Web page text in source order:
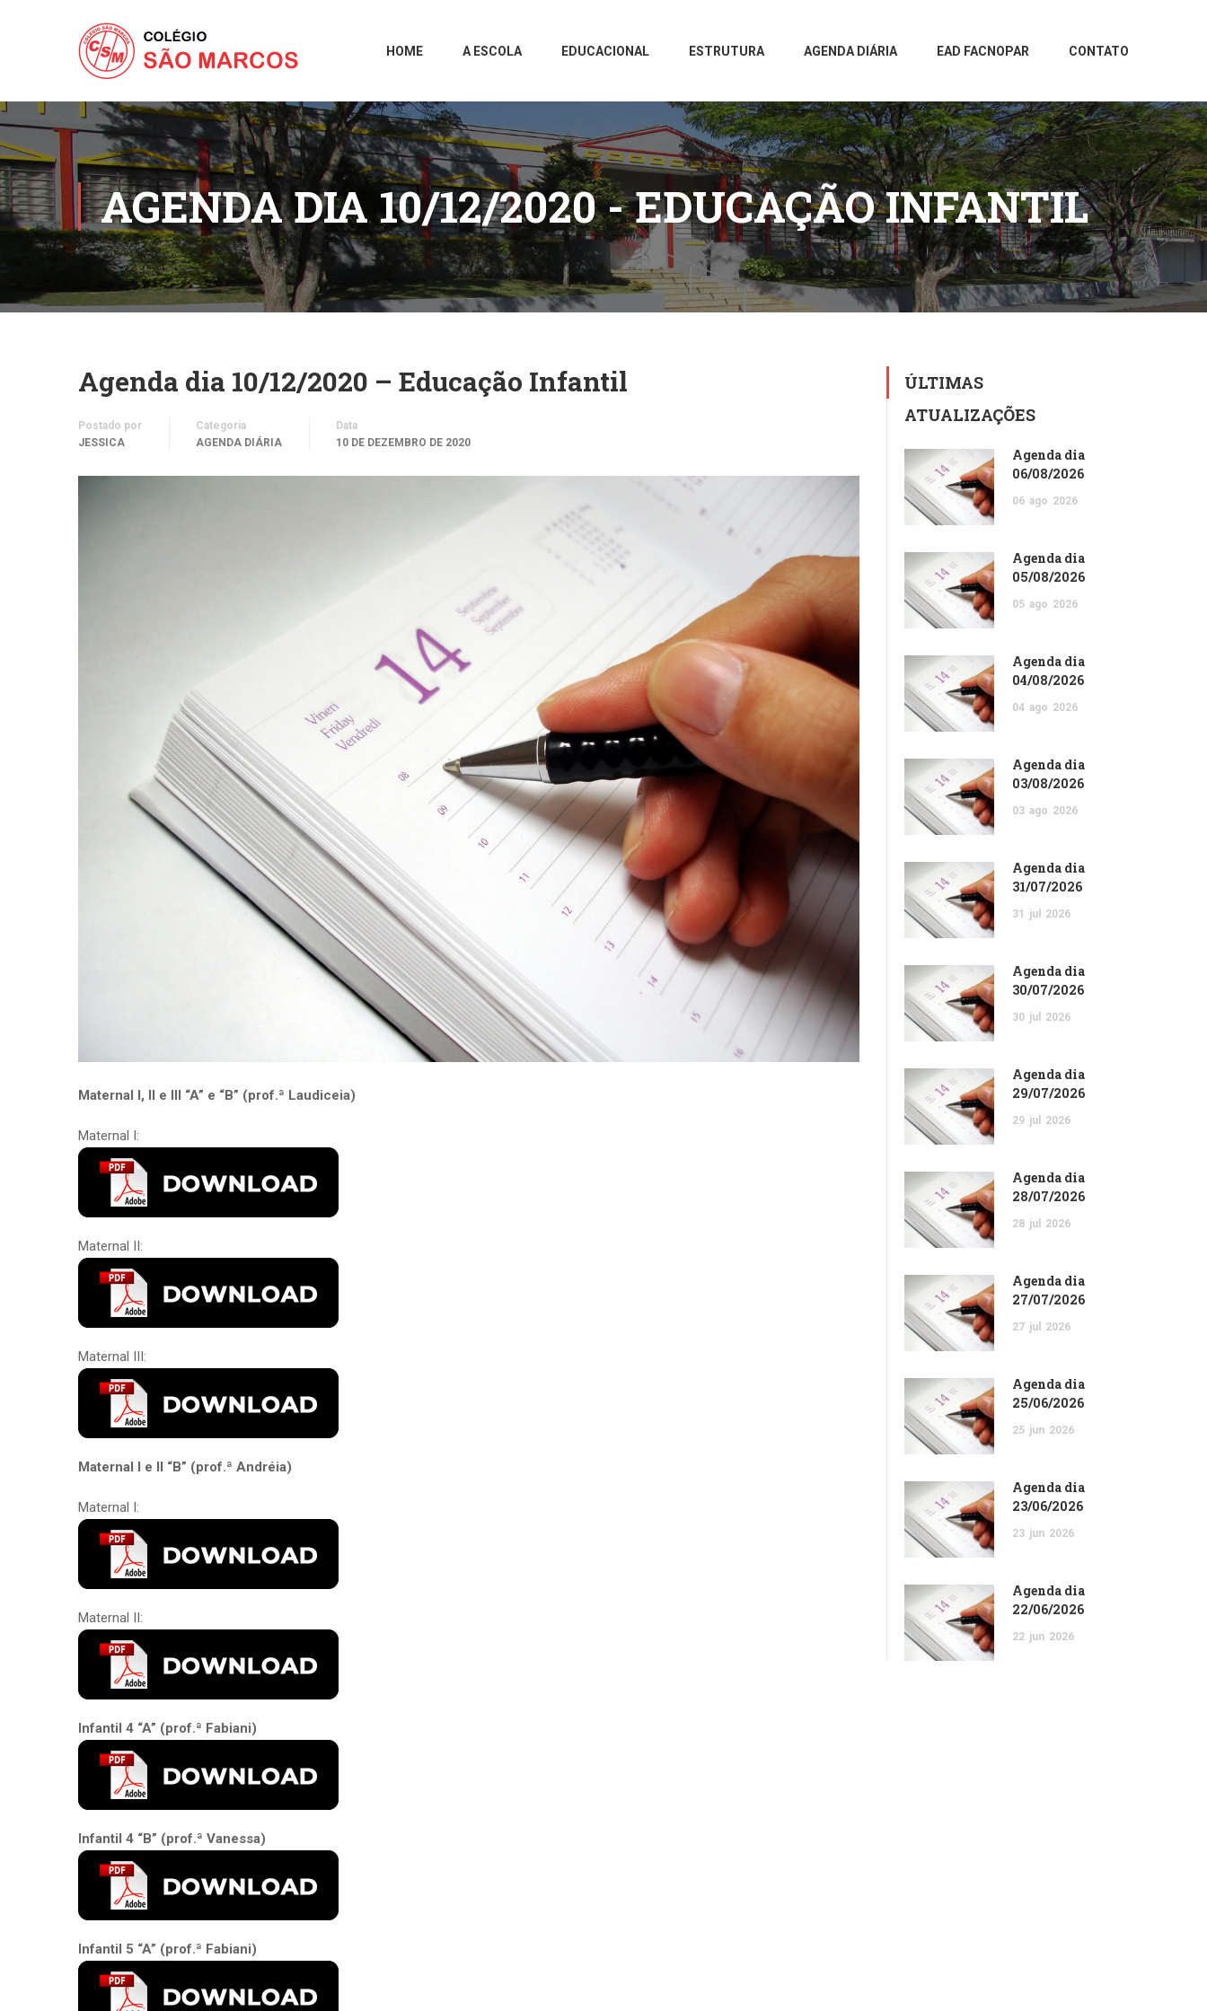
HOME A ESCOLA EDUCACIONAL ESTRUTURA AGENDA DIÁRIA EAD FACNOPAR CONTATO
AGENDA DIA 10/12/2020 - EDUCAÇÃO INFANTIL
Agenda dia 10/12/2020 – Educação Infantil
Postado por
JESSICA
Categoria
AGENDA DIÁRIA
Data
10 DE DEZEMBRO DE 2020
Maternal I, II e III “A” e “B” (prof.ª Laudiceia)
Maternal I:
Maternal II:
Maternal III:
Maternal I e II “B” (prof.ª Andréia)
Maternal I:
Maternal II:
Infantil 4 “A” (prof.ª Fabiani)
Infantil 4 “B” (prof.ª Vanessa)
Infantil 5 “A” (prof.ª Fabiani)
ÚLTIMAS
ATUALIZAÇÕES
Agenda dia
06/08/2026
06 ago 2026
Agenda dia
05/08/2026
05 ago 2026
Agenda dia
04/08/2026
04 ago 2026
Agenda dia
03/08/2026
03 ago 2026
Agenda dia
31/07/2026
31 jul 2026
Agenda dia
30/07/2026
30 jul 2026
Agenda dia
29/07/2026
29 jul 2026
Agenda dia
28/07/2026
28 jul 2026
Agenda dia
27/07/2026
27 jul 2026
Agenda dia
25/06/2026
25 jun 2026
Agenda dia
23/06/2026
23 jun 2026
Agenda dia
22/06/2026
22 jun 2026